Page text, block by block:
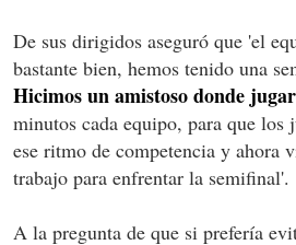
De sus dirigidos aseguró que 'el
bastante bien, hemos tenido una
Hicimos un amistoso donde
minutos cada equipo, para que los
ese ritmo de competencia y ahora
trabajo para enfrentar la semifinal'.
A la pregunta de que si prefería